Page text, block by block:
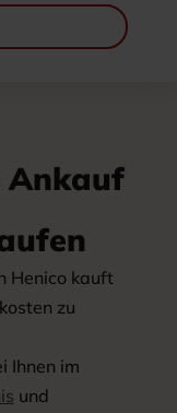
Ankauf
Henico kauft
zu
Ihnen im
und